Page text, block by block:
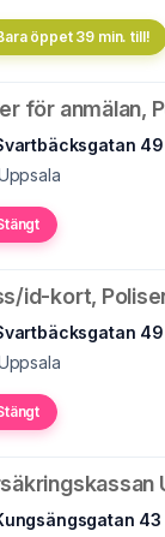
öppet 39 min. till!
för anmälan,
49
id-kort,
49
43